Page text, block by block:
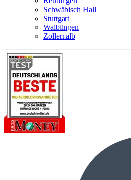
Schwäbisch Hall
Stuttgart
Waiblingen
Zollernalb